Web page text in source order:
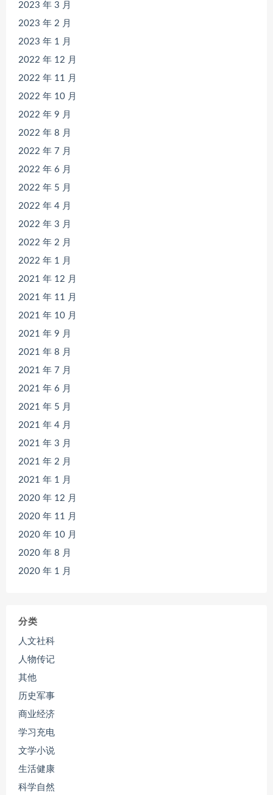
2023 年 3 月
2023 年 2 月
2023 年 1 月
2022 年 12 月
2022 年 11 月
2022 年 10 月
2022 年 9 月
2022 年 8 月
2022 年 7 月
2022 年 6 月
2022 年 5 月
2022 年 4 月
2022 年 3 月
2022 年 2 月
2022 年 1 月
2021 年 12 月
2021 年 11 月
2021 年 10 月
2021 年 9 月
2021 年 8 月
2021 年 7 月
2021 年 6 月
2021 年 5 月
2021 年 4 月
2021 年 3 月
2021 年 2 月
2021 年 1 月
2020 年 12 月
2020 年 11 月
2020 年 10 月
2020 年 8 月
2020 年 1 月
分类
人文社科
人物传记
其他
历史军事
商业经济
学习充电
文学小说
生活健康
科学自然